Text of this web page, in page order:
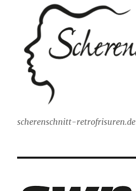
scherenschnitt-retrofrisuren.de